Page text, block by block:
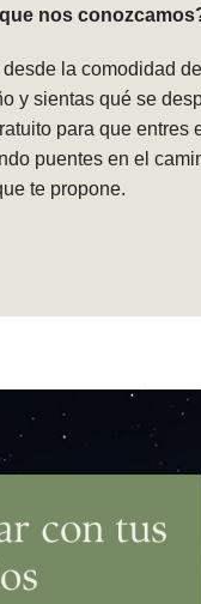
nos
la comodidad
y sientas qué se
para que entres
puentes en el
te propone.